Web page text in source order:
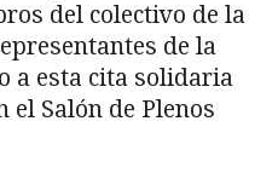
del colectivo de la
de la
a esta cita solidaria
el Salón de Plenos